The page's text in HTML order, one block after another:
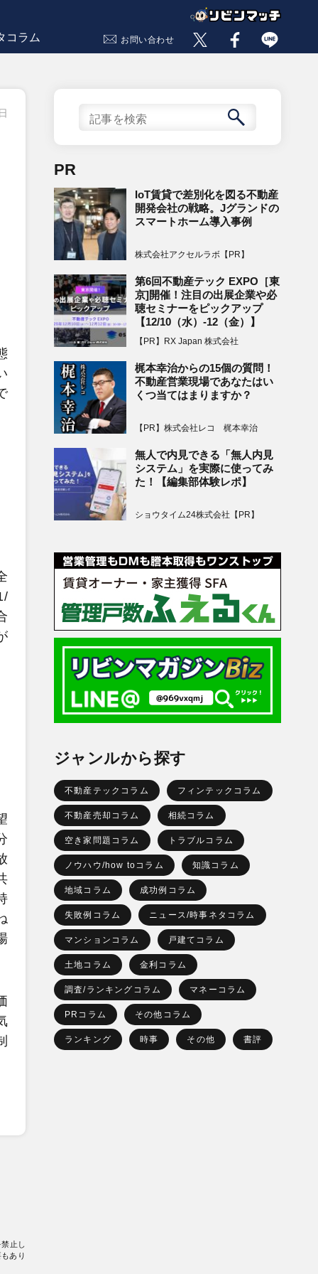
コラム お問い合わせ
止し
あり
PR
IoT賃貸で差別化を図る不動産
開発会社の戦略。Jグランドの
スマートホーム導入事例
株式会社アクセルラボ【PR】
第6回不動産テック EXPO［東
京]開催！注目の出展企業や必
聴セミナーをピックアップ
【12/10（水）-12（金）】
【PR】RX Japan 株式会社
梶本幸治からの15個の質問！
不動産営業現場であなたはい
くつ当てはまりますか？
【PR】株式会社レコ 梶本幸治
無人で内見できる「無人内見
システム」を実際に使ってみ
た！【編集部体験レポ】
ショウタイム24株式会社【PR】
ジャンルから探す
不動産テックコラム フィンテックコラム
不動産売却コラム 相続コラム
空き家問題コラム トラブルコラム
ノウハウ/how toコラム 知識コラム
地域コラム 成功例コラム
失敗例コラム ニュース/時事ネタコラム
マンションコラム 戸建てコラム
土地コラム 金利コラム
調査/ランキングコラム マネーコラム
PRコラム その他コラム
ランキング 時事 その他 書評